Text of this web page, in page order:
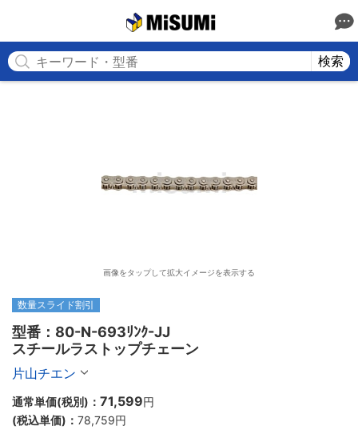
検索
画像をタップして拡大イメージを表示する
数量スライド割引
型番：80-N-693ﾘﾝｸ-JJ
スチールラストップチェーン
片山チエン
通常単価(税別)： 71,599円
(税込単価)： 78,759円